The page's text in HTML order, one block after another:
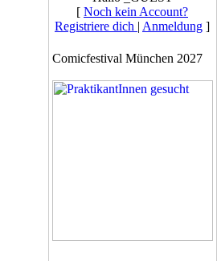
[ Noch kein Account?
Registriere dich | Anmeldung ]
Comicfestival München 2027